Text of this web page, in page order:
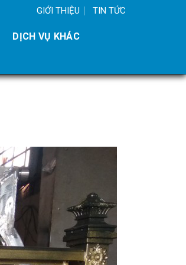
GIỚI THIỆU TIN TỨC
DỊCH VỤ KHÁC